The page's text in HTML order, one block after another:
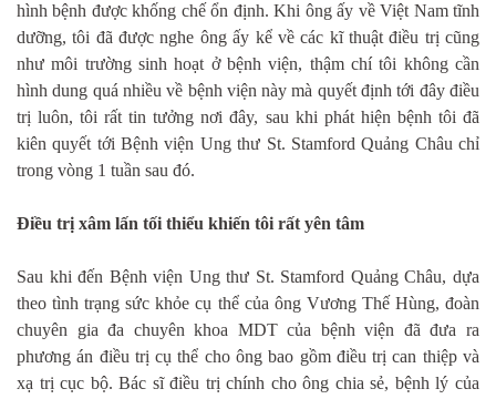
hình bệnh được khống chế ổn định. Khi ông ấy về Việt Nam tĩnh
dưỡng, tôi đã được nghe ông ấy kể về các kĩ thuật điều trị cũng
như môi trường sinh hoạt ở bệnh viện, thậm chí tôi không cần
hình dung quá nhiều về bệnh viện này mà quyết định tới đây điều
trị luôn, tôi rất tin tưởng nơi đây, sau khi phát hiện bệnh tôi đã
kiên quyết tới Bệnh viện Ung thư St. Stamford Quảng Châu chỉ
trong vòng 1 tuần sau đó.
Điều trị xâm lấn tối thiểu khiến tôi rất yên tâm
Sau khi đến Bệnh viện Ung thư St. Stamford Quảng Châu, dựa
theo tình trạng sức khỏe cụ thể của ông Vương Thế Hùng, đoàn
chuyên gia đa chuyên khoa MDT của bệnh viện đã đưa ra
phương án điều trị cụ thể cho ông bao gồm điều trị can thiệp và
xạ trị cục bộ. Bác sĩ điều trị chính cho ông chia sẻ, bệnh lý của